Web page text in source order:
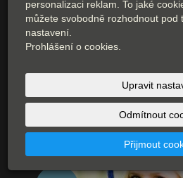
PROFESÍ ve kterých
Chtěli byste vědět v jakém
s…
personalizaci reklam. To jaké
můžete svobodně rozhodnout pod
nastavení.
Prohlášení o cookies.
Upravit
Odmítnout
Přijmout